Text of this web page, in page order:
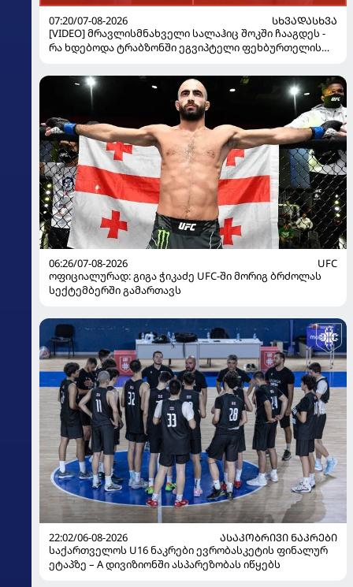
07:20/07-08-2026
ᲡᲮᲕᲐᲓᲐᲡᲮᲕᲐ
[VIDEO] მრავლისმნახველი სალაჰიც შოკში ჩააგდეს -
რა ხდებოდა ტრაბზონში ეგვიპტელი ფეხბურთელის
06:26/07-08-2026
UFC
ოფიციალურად: გიგა ჭიკაძე UFC-ში მორიგ ბრძოლას
სექტემბერში გამართავს
22:02/06-08-2026
ᲐᲡᲐᲙᲝᲑᲠᲘᲕᲘ ᲜᲐᲙᲠᲔᲑᲘ
საქართველოს U16 ნაკრები ევრობასკეტის ფინალურ
ეტაპზე – A დივიზიონში ასპარეზობას იწყებს